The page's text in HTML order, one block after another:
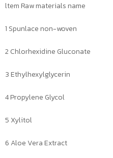
ltem Raw materials name
1 Spunlace non-woven
2 Chlorhexidine Gluconate
3 Ethylhexylglycerin
4 Propylene Glycol
5 Xylitol
6 Aloe Vera Extract